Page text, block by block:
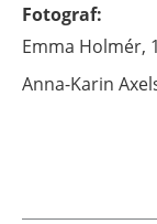
Fotograf:
Emma Holmér,
Anna-Karin